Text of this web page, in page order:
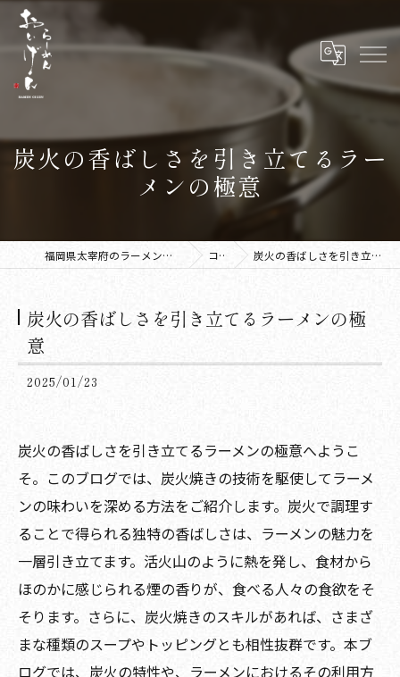
炭火の香ばしさを引き立てるラー
メンの極意
福岡県太宰府のラーメンならラーメン おいげん コラム 炭火の香ばしさを引き立てるラーメンの極意
炭火の香ばしさを引き立てるラーメンの極
意
2025/01/23
炭火の香ばしさを引き立てるラーメンの極意へようこ
そ。このブログでは、炭火焼きの技術を駆使してラーメ
ンの味わいを深める方法をご紹介します。炭火で調理す
ることで得られる独特の香ばしさは、ラーメンの魅力を
一層引き立てます。活火山のように熱を発し、食材から
ほのかに感じられる煙の香りが、食べる人々の食欲をそ
そります。さらに、炭火焼きのスキルがあれば、さまざ
まな種類のスープやトッピングとも相性抜群です。本ブ
ログでは、炭火の特性や、ラーメンにおけるその利用方